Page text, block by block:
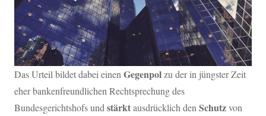
Das Urteil bildet dabei einenGegenpolzu der in jüngster Zeit
eher bankenfreundlichen Rechtsprechung des
Bundesgerichtshofs undstärktausdrücklich denSchutzvon